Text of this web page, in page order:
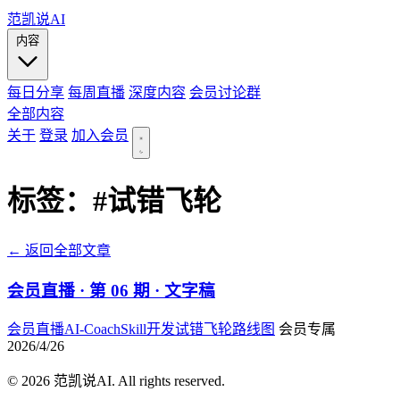
范凯说AI
每日分享 每周直播 深度内容 会员讨论群
全部内容
关于 登录 加入会员
标签： #试错飞轮
← 返回全部文章
会员直播 · 第 06 期 · 文字稿
会员直播AI-CoachSkill开发试错飞轮路线图 会员专属
2026/4/26
© 2026 范凯说AI. All rights reserved.